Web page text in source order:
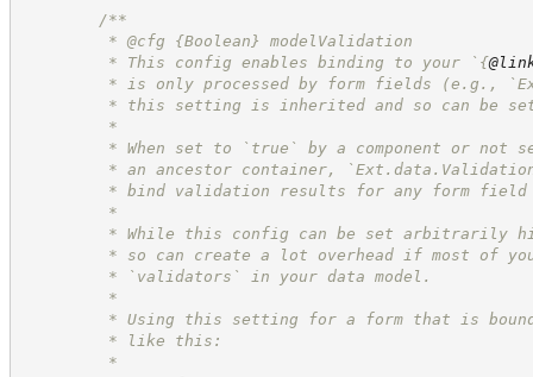
/**
* @cfg {Boolean}
modelValidation
* This config enables binding to your ` {
* is only processed by form fields (e.g.,
* this setting is inherited and so can be set
*
* When set to `true` by a component or not set
* an ancestor container, `Ext.data.Validation`
* bind validation results for any form field to
*
* While this config can be set arbitrarily high
* so can create a lot overhead if most of
* `validators` in your data model.
*
* Using this setting for a form that is bound
* like this:
*